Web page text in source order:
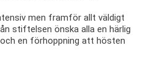
men framför allt väldigt
stiftelsen önska alla en härlig
en förhoppning att hösten